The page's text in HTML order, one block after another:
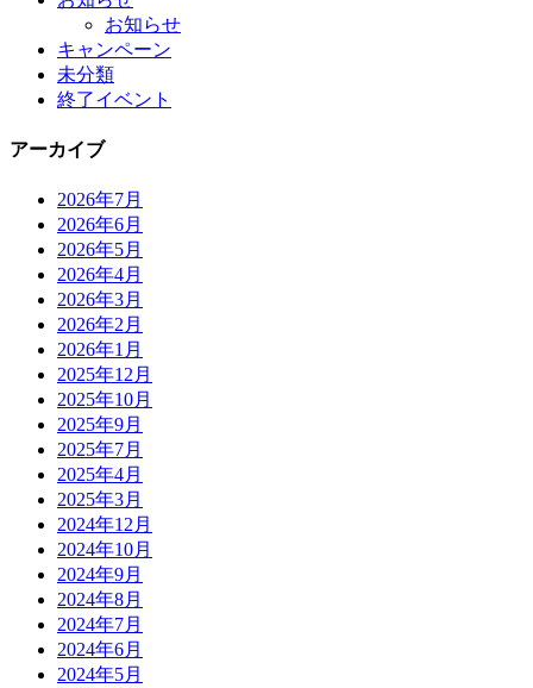
お知らせ
キャンペーン
未分類
終了イベント
アーカイブ
2026年7月
2026年6月
2026年5月
2026年4月
2026年3月
2026年2月
2026年1月
2025年12月
2025年10月
2025年9月
2025年7月
2025年4月
2025年3月
2024年12月
2024年10月
2024年9月
2024年8月
2024年7月
2024年6月
2024年5月